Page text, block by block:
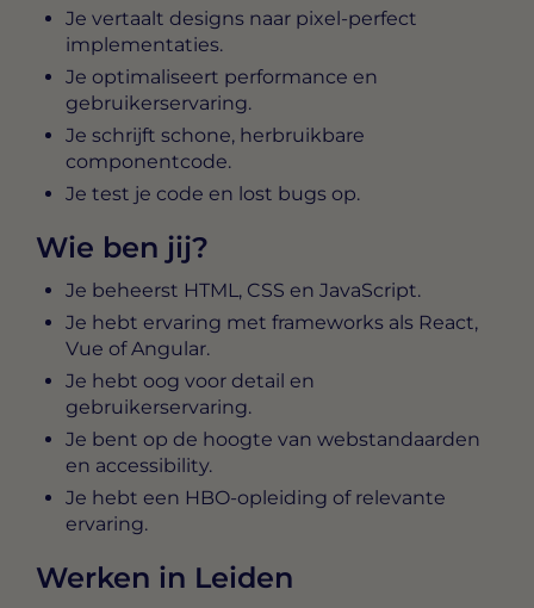
Je vertaalt designs naar pixel-perfect
implementaties.
Je optimaliseert performance en
gebruikerservaring.
Je schrijft schone, herbruikbare
componentcode.
Je test je code en lost bugs op.
Wie ben jij?
Je beheerst HTML, CSS en JavaScript.
Je hebt ervaring met frameworks als React,
Vue of Angular.
Je hebt oog voor detail en
gebruikerservaring.
Je bent op de hoogte van webstandaarden
en accessibility.
Je hebt een HBO-opleiding of relevante
ervaring.
Werken in Leiden